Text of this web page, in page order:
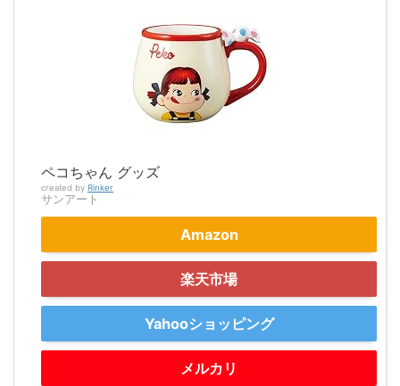
ペコちゃん グッズ
created by Rinker
サンアート
Amazon
楽天市場
Yahooショッピング
メルカリ